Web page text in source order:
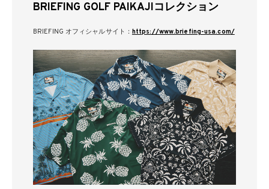
BRIEFING GOLF PAIKAJIコレクション
BRIEFING オフィシャルサイト： https://www.briefing-usa.com/